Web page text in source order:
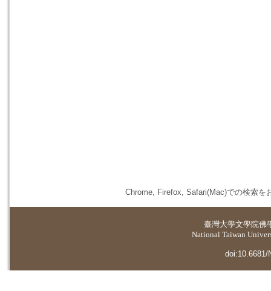
Chrome, Firefox, Safari(Mac)での検索を
臺灣大學文學院佛
National Taiwan
doi:10.6681/